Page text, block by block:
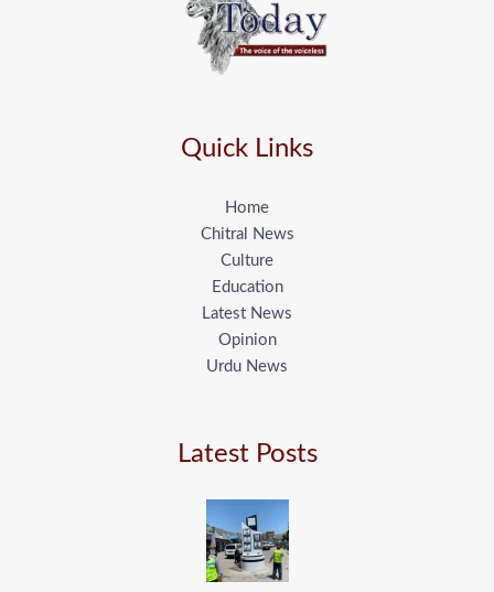
Quick Links
Home
Chitral News
Culture
Education
Latest News
Opinion
Urdu News
Latest Posts